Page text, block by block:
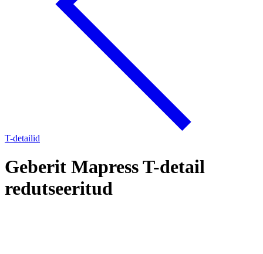
T-detailid
Geberit Mapress T-detail
redutseeritud